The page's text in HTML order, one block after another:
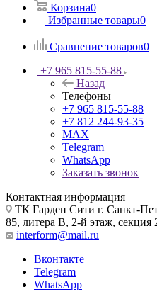
Корзина0
Избранные товары0
Сравнение товаров0
+7 965 815-55-88
Назад
Телефоны
+7 965 815-55-88
+7 812 244-93-35
MAX
Telegram
WhatsApp
Заказать звонок
Контактная информация
ТК Гарден Сити г. Санкт-
85, литера В, 2-й этаж, секция
interform@mail.ru
Вконтакте
Telegram
WhatsApp